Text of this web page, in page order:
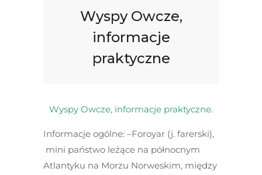
Wyspy Owcze,
informacje
praktyczne
Wyspy Owcze, informacje praktyczne.
Informacje ogólne: –Foroyar (j. farerski),
mini państwo leżące na północnym
Atlantyku na Morzu Norweskim, między